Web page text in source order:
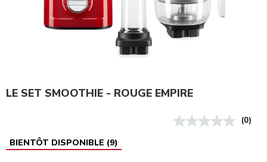
LE SET SMOOTHIE - ROUGE EMPIRE
(0)
BIENTÔT DISPONIBLE (9)